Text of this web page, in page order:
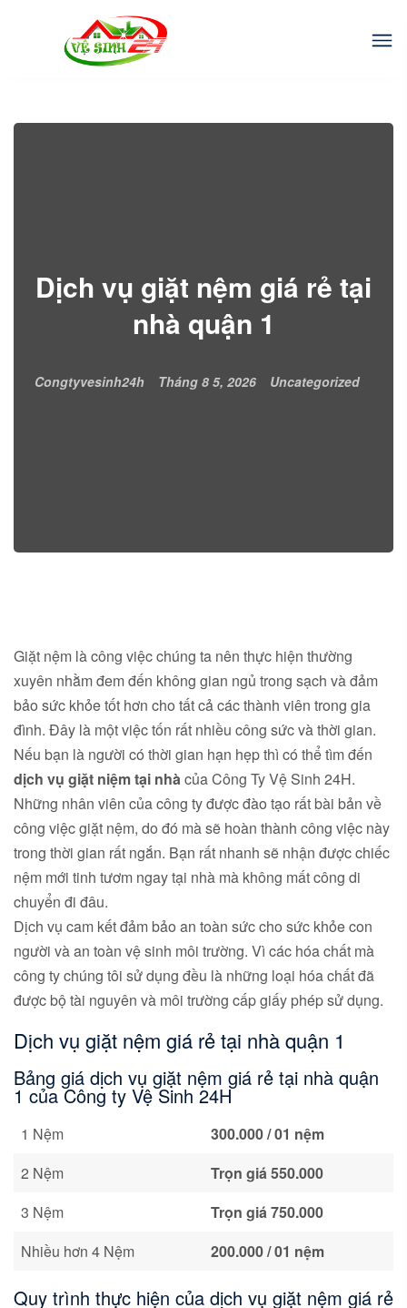
Dịch vụ giặt nệm giá rẻ tại
nhà quận 1
Congtyvesinh24h Tháng 8 5, 2026 Uncategorized
Giặt nệm là công việc chúng ta nên thực hiện thường
xuyên nhằm đem đến không gian ngủ trong sạch và đảm
bảo sức khỏe tốt hơn cho tất cả các thành viên trong gia
đình. Đây là một việc tốn rất nhiều công sức và thời gian.
Nếu bạn là người có thời gian hạn hẹp thì có thể tìm đến
dịch vụ giặt niệm tại nhàcủa Công Ty Vệ Sinh 24H.
Những nhân viên của công ty được đào tạo rất bài bản về
công việc giặt nệm, do đó mà sẽ hoàn thành công việc này
trong thời gian rất ngắn. Bạn rất nhanh sẽ nhận được chiếc
nệm mới tinh tươm ngay tại nhà mà không mất công di
chuyển đi đâu.
Dịch vụ cam kết đảm bảo an toàn sức cho sức khỏe con
người và an toàn vệ sinh môi trường. Vì các hóa chất mà
công ty chúng tôi sử dụng đều là những loại hóa chất đã
được bộ tài nguyên và môi trường cấp giấy phép sử dụng.
Dịch vụ giặt nệm giá rẻ tại nhà quận 1
Bảng giá dịch vụ giặt nệm giá rẻ tại nhà quận
1 của Công ty Vệ Sinh 24H
1 Nệm 300.000/ 01 nệm
2 Nệm
Trọn giá 550.000
3 Nệm
Trọn giá 750.000
Nhiều hơn 4 Nệm
200.000/ 01 nệm
Quy trình thực hiện của dịch vụ giặt nệm giá rẻ